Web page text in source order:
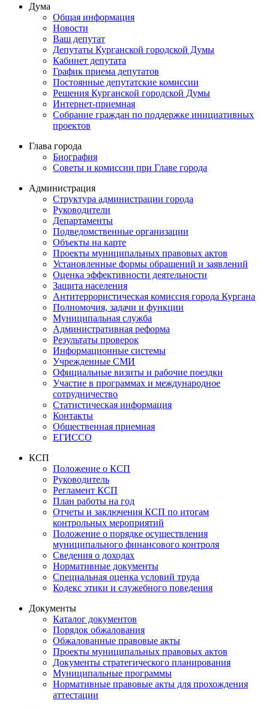
Дума
Общая информация
Новости
Ваш депутат
Депутаты Курганской городской Думы
Кабинет депутата
График приема депутатов
Постоянные депутатские комиссии
Решения Курганской городской Думы
Интернет-приемная
Собрание граждан по поддержке инициативных
проектов
Глава города
Биография
Советы и комиссии при Главе города
Администрация
Структура администрации города
Руководители
Департаменты
Подведомственные организации
Объекты на карте
Проекты муниципальных правовых актов
Установленные формы обращений и заявлений
Оценка эффективности деятельности
Защита населения
Антитеррористическая комиссия города Кургана
Полномочия, задачи и функции
Муниципальная служба
Административная реформа
Результаты проверок
Информационные системы
Учрежденные СМИ
Официальные визиты и рабочие поездки
Участие в программах и международное
сотрудничество
Статистическая информация
Контакты
Общественная приемная
ЕГИССО
КСП
Положение о КСП
Руководитель
Регламент КСП
План работы на год
Отчеты и заключения КСП по итогам
контрольных мероприятий
Положение о порядке осуществления
муниципального финансового контроля
Сведения о доходах
Нормативные документы
Специальная оценка условий труда
Кодекс этики и служебного поведения
Документы
Каталог документов
Порядок обжалования
Обжалованные правовые акты
Проекты муниципальных правовых актов
Документы стратегического планирования
Муниципальные программы
Нормативные правовые акты для прохождения
аттестации